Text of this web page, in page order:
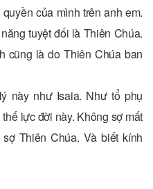
của mình trên anh em.
tuyệt đối là Thiên Chúa.
cũng là do Thiên Chúa ban
này như Isaia. Như tổ phụ
lực đời này. Không sợ mất
Thiên Chúa. Và biết kính